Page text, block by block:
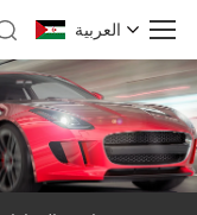
العربية